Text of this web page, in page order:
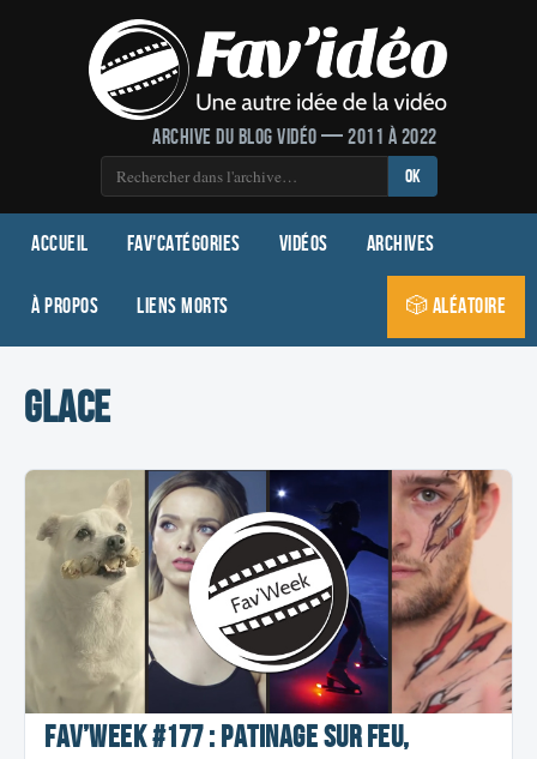
Archive du blog vidéo — 2011 à 2022
OK
Accueil Fav'Catégories Vidéos Archives
À propos Liens morts 🎲 Aléatoire
glace
Fav’week #177 : Patinage sur feu,